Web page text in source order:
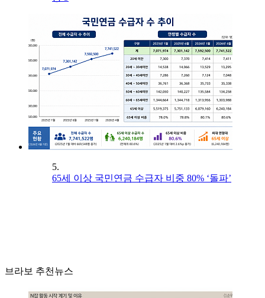
5.
65세 이상 국민연금 수급자 비중 80% ‘돌파’
브라보 추천뉴스